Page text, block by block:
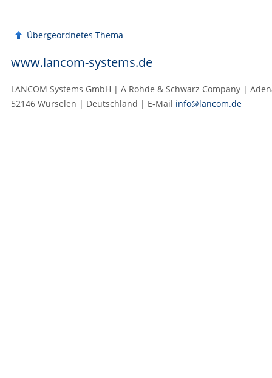
Übergeordnetes Thema
www.lancom-systems.de
LANCOM Systems GmbH | A Rohde & Schwarz Company |
52146 Würselen | Deutschland | E‑Mail info@lancom.de